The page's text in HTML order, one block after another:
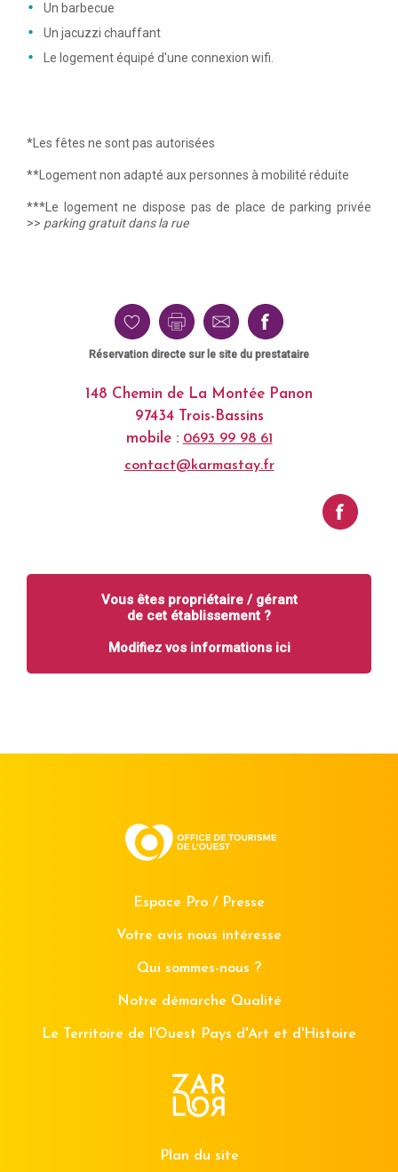
Un barbecue
Un jacuzzi chauffant
Le logement équipé d'une connexion wifi.
*Les fêtes ne sont pas autorisées
**Logement non adapté aux personnes à mobilité réduite
***Le logement ne dispose pas de place de parking privée
>> parking gratuit dans la rue
Réservation directe sur le site du prestataire
148 Chemin de La Montée Panon
97434 Trois-Bassins
mobile : 0693 99 98 61
contact@karmastay.fr
Vous êtes propriétaire / gérant
de cet établissement ?
Modifiez vos informations ici
Espace Pro / Presse
Votre avis nous intéresse
Qui sommes-nous ?
Notre démarche Qualité
Le Territoire de l'Ouest Pays d'Art et d'Histoire
Plan du site